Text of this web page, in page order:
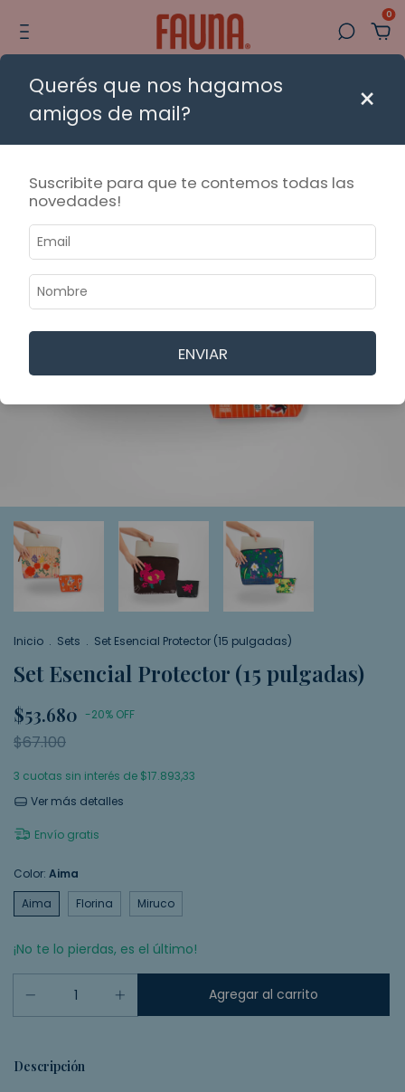
0
a CABA y AMBA con tarifas amigables | 🚚 Envío gratis a todo el país
Envío gratis
Inicio . Sets . Set Esencial Protector (15 pulgadas)
Set Esencial Protector (15 pulgadas)
$53.680 -20% OFF
$67.100
3 cuotas sin interés de $17.893,33
Ver más detalles
Envío gratis
Color: Aima
Aima
Florina Miruco
¡No te lo pierdas, es el último!
Descripción
Querés que nos hagamos
amigos de mail?
×
Suscribite para que te contemos todas las
novedades!
ENVIAR